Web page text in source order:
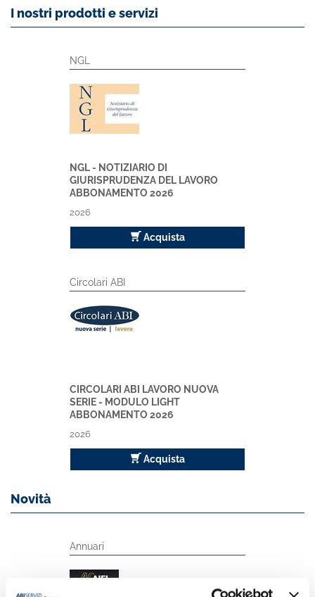
I nostri prodotti e servizi
NGL
NGL - NOTIZIARIO DI
GIURISPRUDENZA DEL LAVORO
ABBONAMENTO 2026
2026
Acquista
Circolari ABI
CIRCOLARI ABI LAVORO NUOVA
SERIE - MODULO LIGHT
ABBONAMENTO 2026
2026
Acquista
Novità
Annuari